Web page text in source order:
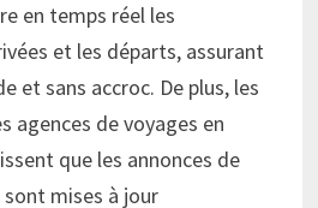
en temps réel les
et les départs, assurant
et sans accroc. De plus, les
agences de voyages en
que les annonces de
mises à jour